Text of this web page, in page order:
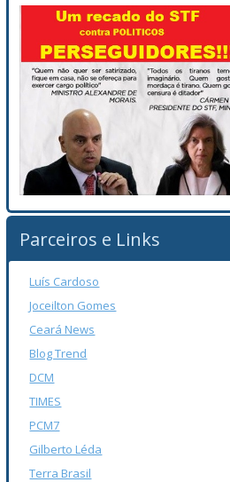
Parceiros e Links
Luís Cardoso
Joceilton Gomes
Ceará News
Blog Trend
DCM
TIMES
PCM7
Gilberto Léda
Terra Brasil